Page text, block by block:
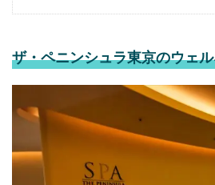
ザ・ペニンシュラ東京のウェ